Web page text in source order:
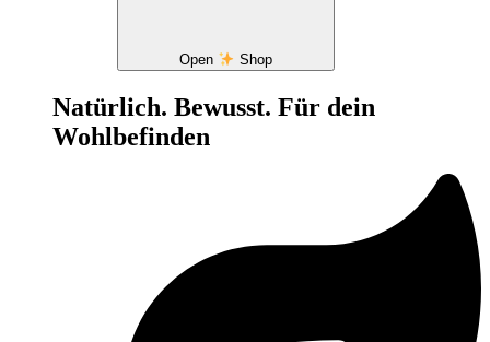
Open Shop
Natürlich. Bewusst. Für dein
Wohlbefinden